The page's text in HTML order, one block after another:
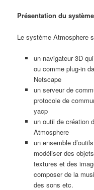
Présentation du
Le système Atmosphere
un navigateur 3D
ou comme plug-in
Netscape
un serveur de
protocole de
yacp
un outil de création
Atmosphere
un ensemble
modéliser des
textures et des
composer de la
des sons etc.